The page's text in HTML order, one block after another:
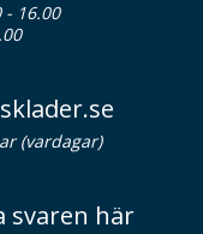
- 16.00
(vardagar)
svaren här